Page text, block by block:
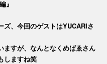
』
、今回のゲストはYUCARIさ
ますが、なんとなくめばゑさん
しますね笑